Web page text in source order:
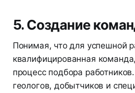
5. Создание
Понимая, что для успешной
квалифицированная
процесс подбора
геологов, добытчиков и